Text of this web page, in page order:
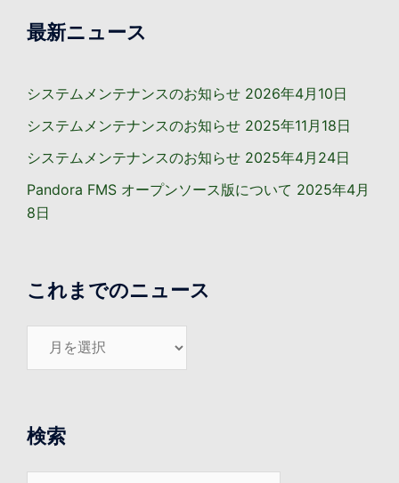
最新ニュース
システムメンテナンスのお知らせ 2026年4月10日
システムメンテナンスのお知らせ 2025年11月18日
システムメンテナンスのお知らせ 2025年4月24日
Pandora FMS オープンソース版について 2025年4月
8日
これまでのニュース
の
ニ
ュ
検索